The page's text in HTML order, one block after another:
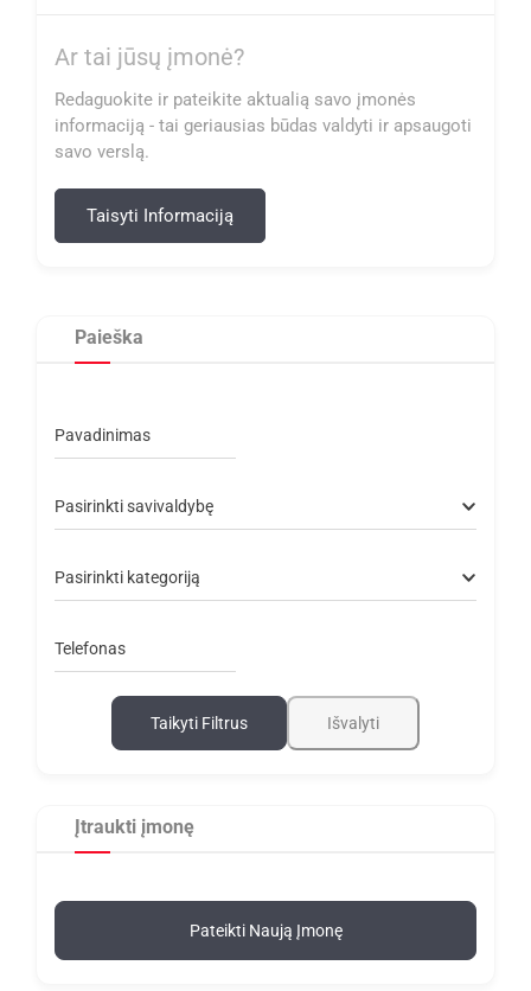
Ar tai jūsų įmonė?
Redaguokite ir pateikite aktualią savo įmonės
informaciją - tai geriausias būdas valdyti ir apsaugoti
savo verslą.
Taisyti Informaciją
Paieška
Pavadinimas
Pasirinkti savivaldybę
Pasirinkti kategoriją
Telefonas
Taikyti Filtrus Išvalyti
Įtraukti įmonę
Pateikti Naują Įmonę